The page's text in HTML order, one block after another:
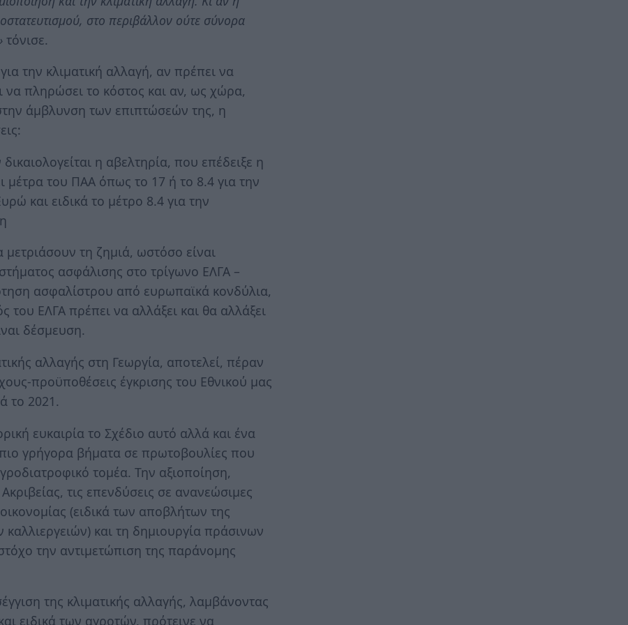
στο περιβάλλον ούτε σύνορα
τόνισε.
την κλιματική αλλαγή, αν πρέπει να
πληρώσει το κόστος και αν, ως χώρα,
άμβλυνση των επιπτώσεών της, η
η αβελτηρία, που επέδειξε η
του ΠΑΑ όπως το 17 ή το 8.4 για την
και ειδικά το μέτρο 8.4 για την
τη ζημιά, ωστόσο είναι
ασφάλισης στο τρίγωνο ΕΛΓΑ –
ασφαλίστρου από ευρωπαϊκά κονδύλια,
του ΕΛΓΑ πρέπει να αλλάξει και θα αλλάξει
δέσμευση.
αλλαγής στη Γεωργία, αποτελεί, πέραν
προϋποθέσεις έγκρισης του Εθνικού μας
το 2021.
ευκαιρία το Σχέδιο αυτό αλλά και ένα
γρήγορα βήματα σε πρωτοβουλίες που
τομέα. Την αξιοποίηση,
τις επενδύσεις σε ανανεώσιμες
(ειδικά των αποβλήτων της
και τη δημιουργία πράσινων
την αντιμετώπιση της παράνομης
της κλιματικής αλλαγής, λαμβάνοντας
ειδικά των αγροτών, πρότεινε να